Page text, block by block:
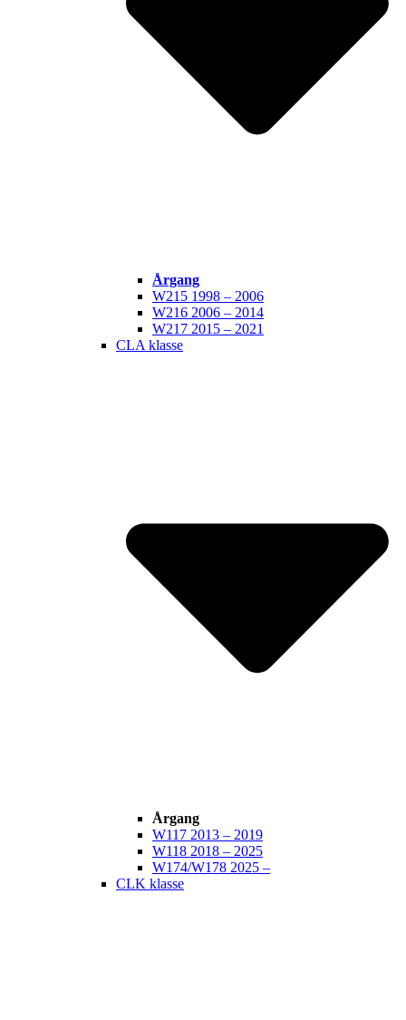
Årgang
W215 1998 – 2006
W216 2006 – 2014
W217 2015 – 2021
CLA klasse
Årgang
W117 2013 – 2019
W118 2018 – 2025
W174/W178 2025 –
CLK klasse